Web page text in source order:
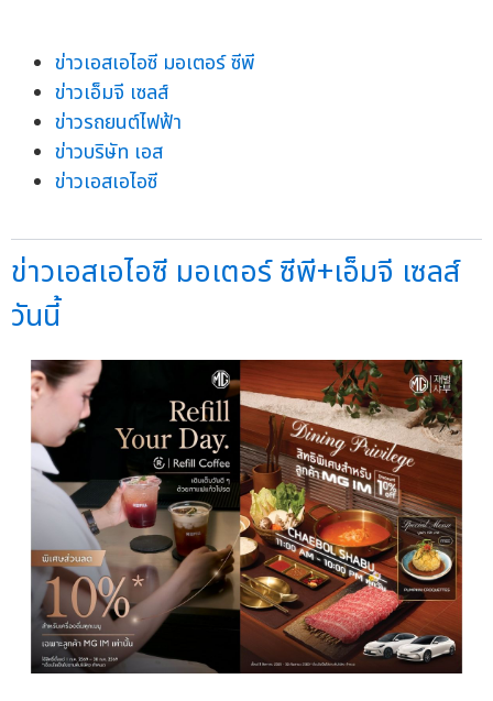
ข่าวเอสเอไอซี มอเตอร์ ซีพี
ข่าวเอ็มจี เซลส์
ข่าวรถยนต์ไฟฟ้า
ข่าวบริษัท เอส
ข่าวเอสเอไอซี
ข่าวเอสเอไอซี มอเตอร์ ซีพี+เอ็มจี เซลส์
วันนี้